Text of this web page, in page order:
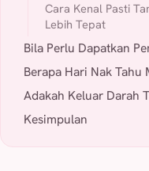
Cara Kenal Pasti
Lebih Tepat
Bila Perlu Dapatkan
Berapa Hari Nak Tahu
Adakah Keluar Darah
Kesimpulan